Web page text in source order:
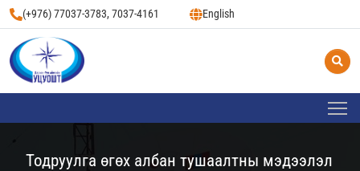
(+976) 77037-3783, 7037-4161 English
Тодруулга өгөх албан тушаалтны мэдээлэл